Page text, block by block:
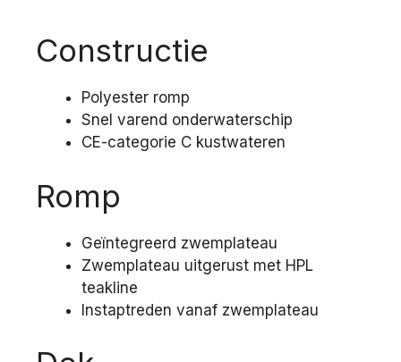
Constructie
Polyester romp
Snel varend onderwaterschip
CE-categorie C kustwateren
Romp
Geïntegreerd zwemplateau
Zwemplateau uitgerust met HPL
teakline
Instaptreden vanaf zwemplateau